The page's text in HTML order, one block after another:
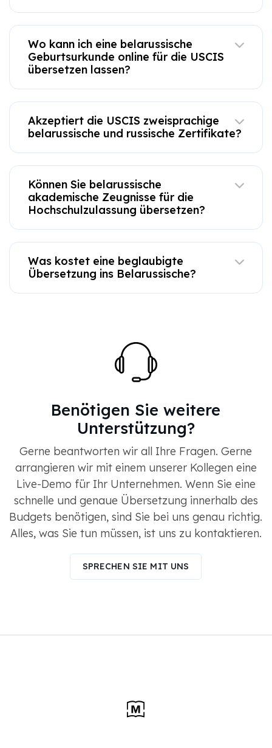
Wo kann ich eine belarussische
Geburtsurkunde online für die USCIS
übersetzen lassen?
Akzeptiert die USCIS zweisprachige
belarussische und russische Zertifikate?
Können Sie belarussische
akademische Zeugnisse für die
Hochschulzulassung übersetzen?
Was kostet eine beglaubigte
Übersetzung ins Belarussische?
Benötigen Sie weitere
Unterstützung?
Gerne beantworten wir all Ihre Fragen. Gerne
arrangieren wir mit einem unserer Kollegen eine
Live-Demo für Ihr Unternehmen. Wenn Sie eine
schnelle und genaue Übersetzung innerhalb des
Budgets benötigen, sind Sie bei uns genau richtig.
Alles, was Sie tun müssen, ist uns zu kontaktieren.
SPRECHEN SIE MIT UNS